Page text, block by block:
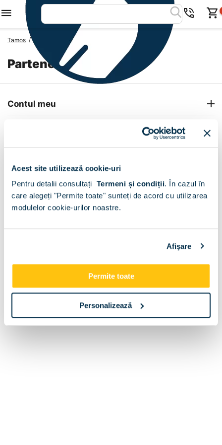
Acest site utilizează cookie-uri
Pentru detalii consultați Termeni și condiții. În cazul în
care alegeți "Permite toate" sunteți de acord cu utilizarea
modulelor cookie-urilor noastre.
Afişare
Permite toate
Personalizează
Tamos /
Parteneri
Contul meu
© 2010-2026 SC CONART SA. Toate drepturile